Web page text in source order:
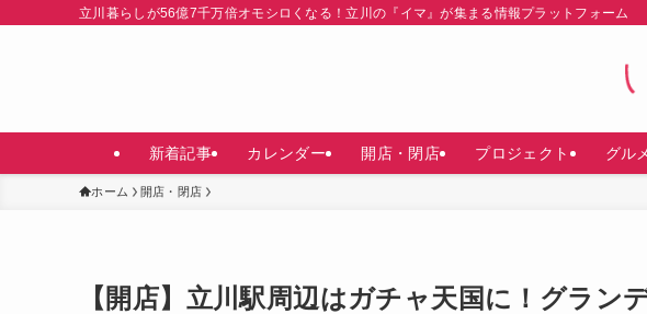
立川暮らしが56億7千万倍オモシロくなる！立川の『イマ』が集まる情報プラットフォーム
新着記事 カレンダー 開店・閉店 プロジェクト グル
ホーム 開店・閉店
【開店】立川駅周辺はガチャ天国に！グラン